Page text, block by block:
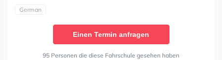
German
Einen Termin anfragen
95 Personen die diese Fahrschule gesehen haben